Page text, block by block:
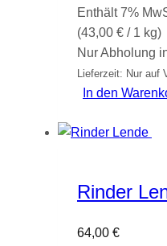
Enthält 7%
(43,00 € / 1 kg)
Nur Abholung
Lieferzeit: Nur auf
In den
Rinder
64,00 €